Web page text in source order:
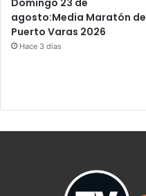
Domingo 23 de
agosto:Media Maratón de
Puerto Varas 2026
Hace 3 días